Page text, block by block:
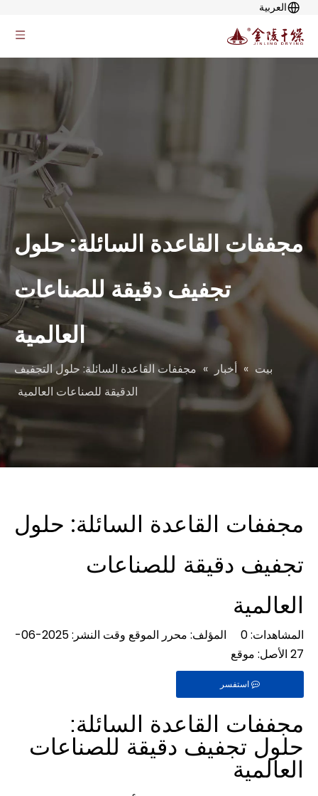
العربية
مجففات القاعدة السائلة: حلول
تجفيف دقيقة للصناعات
العالمية
بيت » أخبار » مجففات القاعدة السائلة: حلول التجفيف
الدقيقة للصناعات العالمية
مجففات القاعدة السائلة: حلول
تجفيف دقيقة للصناعات
العالمية
المشاهدات:0
المؤلف: محرر الموقع وقت النشر: 2025-06-
27 الأصل:
موقع
استفسر
مجففات القاعدة السائلة:
حلول تجفيف دقيقة للصناعات
العالمية